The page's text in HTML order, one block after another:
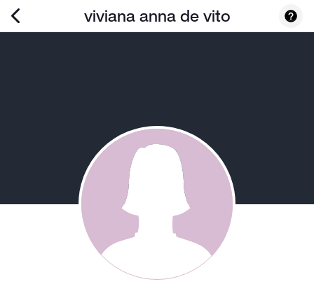
viviana anna de vito